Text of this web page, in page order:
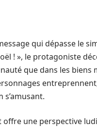
qui dépasse le
! », le protagoniste
que dans les biens
offre une perspective